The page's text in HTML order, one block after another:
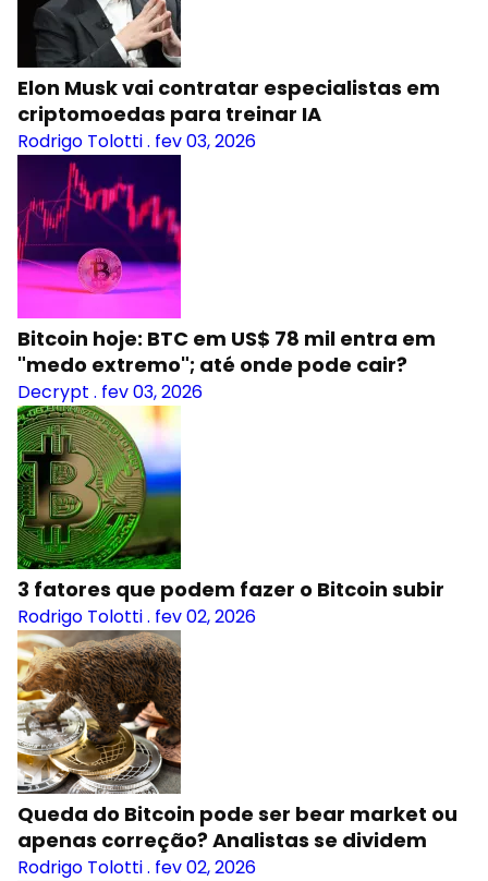
Elon Musk vai contratar especialistas em
criptomoedas para treinar IA
Rodrigo Tolotti. fev 03, 2026
Bitcoin hoje: BTC em US$ 78 mil entra em
"medo extremo"; até onde pode cair?
Decrypt . fev 03, 2026
3 fatores que podem fazer o Bitcoin subir
Rodrigo Tolotti. fev 02, 2026
Queda do Bitcoin pode ser bear market ou
apenas correção? Analistas se dividem
Rodrigo Tolotti. fev 02, 2026